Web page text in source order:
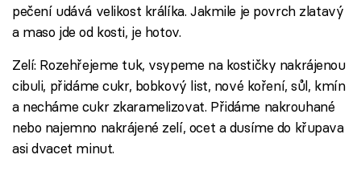
pečení udává velikost králíka. Jakmile je povrch zlatavý
a maso jde od kosti, je hotov.
Zelí: Rozehřejeme tuk, vsypeme na kostičky nakrájenou
cibuli, přidáme cukr, bobkový list, nové koření, sůl, kmín
a necháme cukr zkaramelizovat. Přidáme nakrouhané
nebo najemno nakrájené zelí, ocet a dusíme do křupava
asi dvacet minut.